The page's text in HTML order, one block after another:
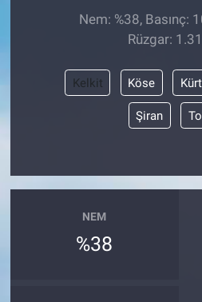
Nem: %38, Basınç:
Rüzgar:
Kelkit Köse
Şiran
NEM
%38